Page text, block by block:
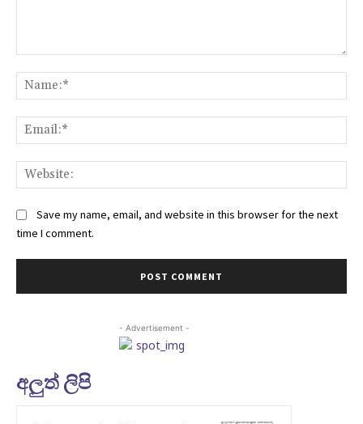
Save my name, email, and website in this browser for the next
time I comment.
- Advertisement -
අලුත් ලිපි